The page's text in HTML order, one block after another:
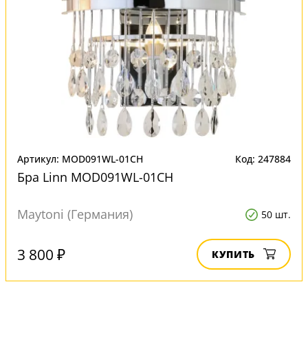
Артикул: MOD091WL-01CH Код: 247884
Бра Linn MOD091WL-01CH
Maytoni (Германия) 50 шт.
3 800 ₽ КУПИТЬ